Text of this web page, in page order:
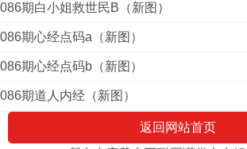
086期白小姐救世民B（新图）
086期心经点码a（新图）
086期心经点码b（新图）
086期道人内经（新图）
返回网站首页